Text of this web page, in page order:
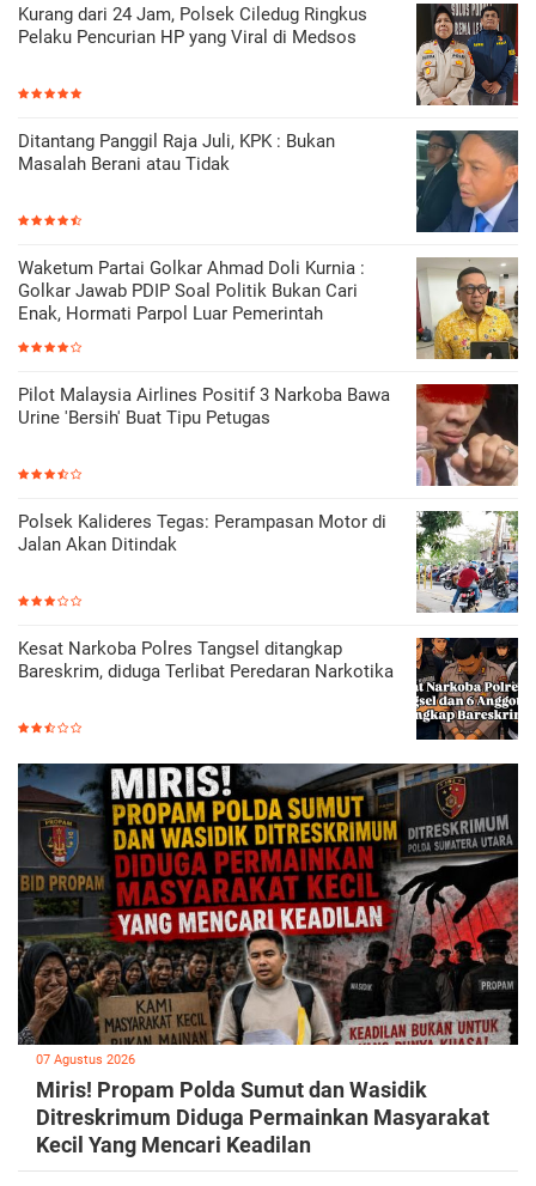
Kurang dari 24 Jam, Polsek Ciledug Ringkus
Pelaku Pencurian HP yang Viral di Medsos
Ditantang Panggil Raja Juli, KPK : Bukan
Masalah Berani atau Tidak
Waketum Partai Golkar Ahmad Doli Kurnia :
Golkar Jawab PDIP Soal Politik Bukan Cari
Enak, Hormati Parpol Luar Pemerintah
Pilot Malaysia Airlines Positif 3 Narkoba Bawa
Urine 'Bersih' Buat Tipu Petugas
Polsek Kalideres Tegas: Perampasan Motor di
Jalan Akan Ditindak
Kesat Narkoba Polres Tangsel ditangkap
Bareskrim, diduga Terlibat Peredaran Narkotika
07 Agustus 2026
Miris! Propam Polda Sumut dan Wasidik
Ditreskrimum Diduga Permainkan Masyarakat
Kecil Yang Mencari Keadilan